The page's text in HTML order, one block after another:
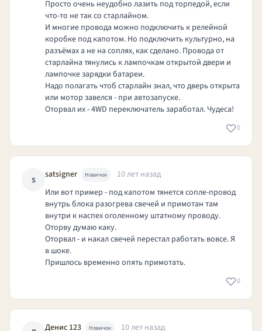
Просто очень неудобно лазить под торпедой, если
что-то не так со старлайном.
И многие провода можно подключить к релейной
коробке под капотом. Но подключить культурно, на
разъёмах а не на соплях, как сделано. Провода от
старлайна тянулись к лампочкам открытой двери и
лампочке зарядки батареи.
Надо полагать чтоб старлайн знал, что дверь открыта
или мотор завелся - при автозапуске.
Оторвал их - 4WD переключатель заработал. Чудеса!
0
s satsigner Новичок
10 лет назад
Или вот пример - под капотом тянется сопле-провод
внутрь блока разогрева свечей и примотан там
внутри к наспех оголенному штатному проводу.
Оторву думаю каку.
Оторвал - и накал свечей перестал работать вовсе. Я
в шоке.
Пришлось временно опять примотать.
0
Денис 123 Новичок
10 лет назад